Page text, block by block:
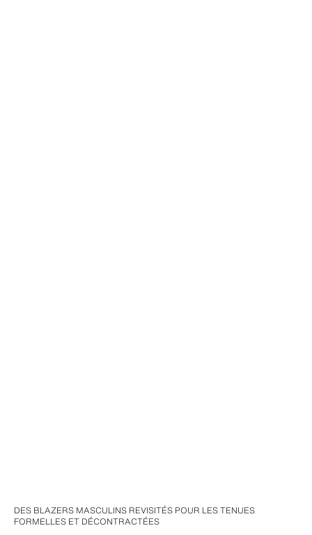
DES BLAZERS MASCULINS REVISITÉS POUR LES TENUES
FORMELLES ET DÉCONTRACTÉES